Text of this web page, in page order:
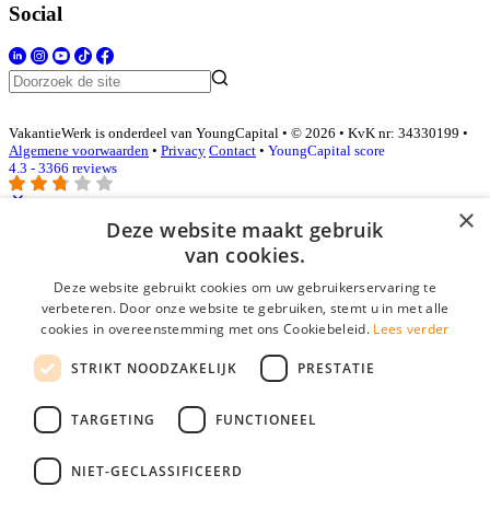
Social
VakantieWerk is onderdeel van YoungCapital • © 2026 • KvK nr: 34330199 •
Algemene voorwaarden • Privacy Contact • YoungCapital score
4.3 - 3366 reviews
E-mail*
Wachtwoord
login gegevens onthouden
login
Bedrijf aanmelden
×
Deze website maakt gebruik
van cookies.
Deze website gebruikt cookies om uw gebruikerservaring te
verbeteren. Door onze website te gebruiken, stemt u in met alle
cookies in overeenstemming met ons Cookiebeleid. Lees verder
STRIKT NOODZAKELIJK PRESTATIE
TARGETING FUNCTIONEEL
NIET-GECLASSIFICEERD